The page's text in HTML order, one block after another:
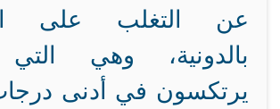
عن التغلب على
بالدونية، وهي
يرتكسون في أدنى